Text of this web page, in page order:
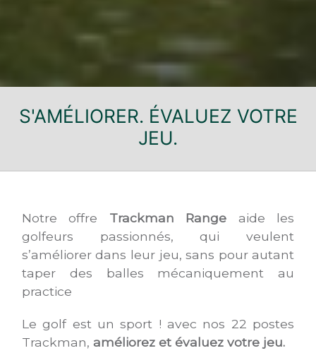
S'AMÉLIORER. ÉVALUEZ VOTRE
JEU.
Notre offre Trackman Range aide les
golfeurs passionnés, qui veulent
s’améliorer dans leur jeu, sans pour autant
taper des balles mécaniquement au
practice
Le golf est un sport ! avec nos 22 postes
Trackman, améliorez et évaluez votre jeu.